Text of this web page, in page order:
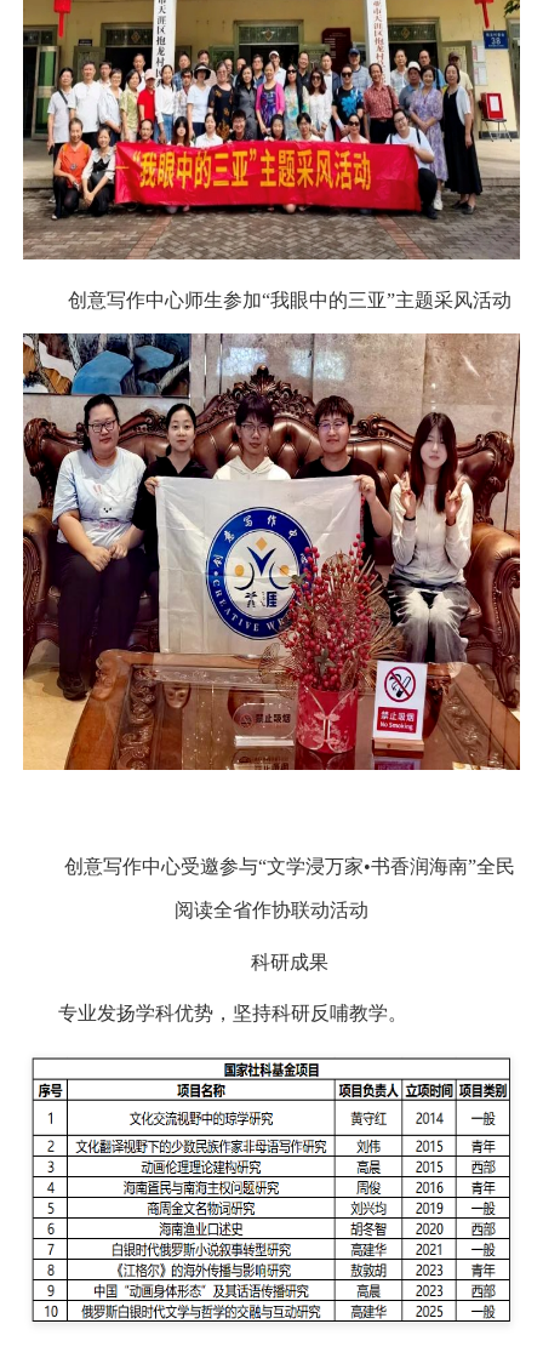
创意写作中心师生参加“我眼中的三亚”主题采风活动
创意写作中心受邀参与“文学浸万家•书香润海南”全民
阅读全省作协联动活动
科研成果
专业发扬学科优势，坚持科研反哺教学。